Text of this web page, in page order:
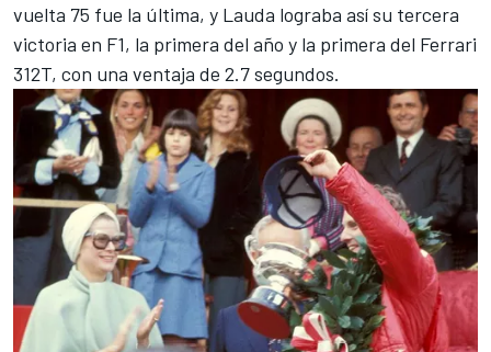
vuelta 75 fue la última, y Lauda lograba así su tercera
victoria en F1, la primera del año y la primera del Ferrari
312T, con una ventaja de 2.7 segundos.